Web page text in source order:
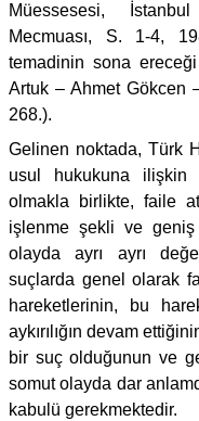
Müessesesi,
Mecmuası, S. 1-4,
temadinin sona
Artuk – Ahmet Gökcen
268.).
Gelinen noktada, Türk
usul hukukuna ilişkin
olmakla birlikte, faile
işlenme şekli ve geniş
olayda ayrı ayrı
suçlarda genel olarak
hareketlerinin, bu
aykırılığın devam
bir suç olduğunun ve
somut olayda dar
kabulü gerekmektedir.